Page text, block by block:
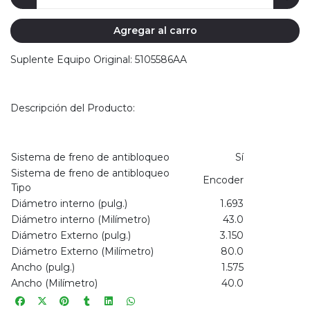
Agregar al carro
Suplente Equipo Original: 5105586AA
Descripción del Producto:
Sistema de freno de antibloqueo
Sí
Sistema de freno de antibloqueo
Tipo
Encoder
Diámetro interno (pulg.)
1.693
Diámetro interno (Milímetro)
43.0
Diámetro Externo (pulg.)
3.150
Diámetro Externo (Milímetro)
80.0
Ancho (pulg.)
1.575
Ancho (Milímetro)
40.0